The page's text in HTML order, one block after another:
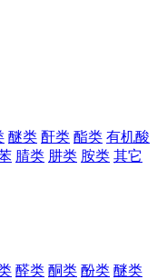
醚类 酐类 酯类 有机酸
腈类 肼类 胺类 其它
醛类 酮类 酚类 醚类